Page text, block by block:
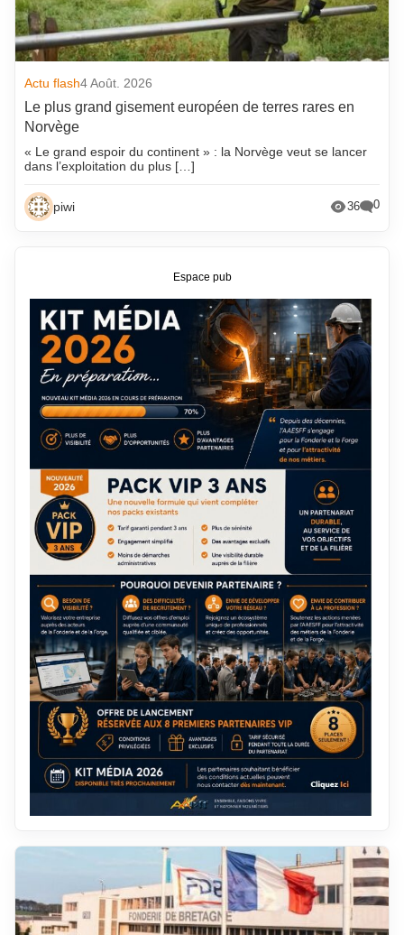
Actu flash4 Août. 2026
Le plus grand gisement européen de terres rares en
Norvège
« Le grand espoir du continent » : la Norvège veut se lancer
dans l’exploitation du plus […]
piwi 36 0
Espace pub